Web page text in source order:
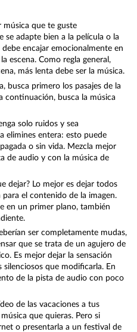
música que te guste
se adapte bien a la película o la
encajar emocionalmente en
escena. Como regla general,
más lenta debe ser la música.
busca primero los pasajes de la
continuación, busca la música
solo ruidos y sea
elimines entera: esto puede
o sin vida. Mezcla mejor
de audio y con la música de
dejar? Lo mejor es dejar todos
el contenido de la imagen.
en un primer plano, también
ser completamente mudas,
que se trata de un agujero de
Es mejor dejar la sensación
silenciosos que modificarla. En
de la pista de audio con poco
de las vacaciones a tus
que quieras. Pero si
o presentarla a un festival de